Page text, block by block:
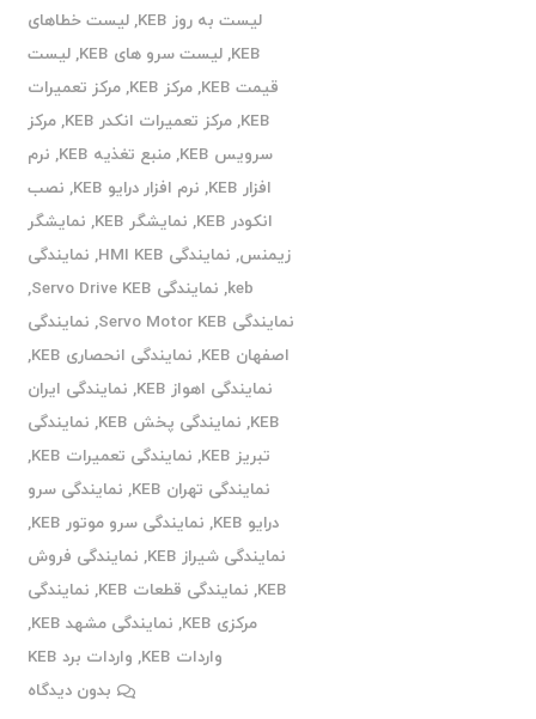
لیست به روز KEB
,لیست خطاهای
KEB
,لیست سرو های KEB ,لیست
قیمت KEB
,مرکز KEB ,مرکز تعمیرات
KEB
,مرکز تعمیرات انکدر KEB ,مرکز
سرویس KEB
,منبع تغذیه KEB , نرم
افزار KEB
, نرم افزار درایو KEB , نصب
انکودر KEB
, نمایشگر KEB , نمایشگر
زیمنس, نمایندگی HMI KEB , نمایندگی
keb
, نمایندگی Servo Drive KEB
,
نمایندگی Servo Motor KEB
, نمایندگی
اصفهان KEB
, نمایندگی انحصاری KEB
,
نمایندگی اهواز KEB
, نمایندگی ایران
KEB
, نمایندگی پخش KEB , نمایندگی
تبریز KEB
, نمایندگی تعمیرات KEB
,
نمایندگی تهران KEB
, نمایندگی سرو
درایو KEB
, نمایندگی سرو موتور KEB
,
نمایندگی شیراز KEB
, نمایندگی فروش
KEB
, نمایندگی قطعات KEB , نمایندگی
مرکزی KEB
, نمایندگی مشهد KEB
,
واردات KEB
, واردات برد KEB
بدون دیدگاه